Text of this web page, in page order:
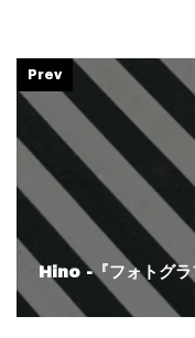
Prev
Hino -『フォトグラ